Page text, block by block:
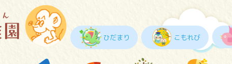
ひだまり こもれび